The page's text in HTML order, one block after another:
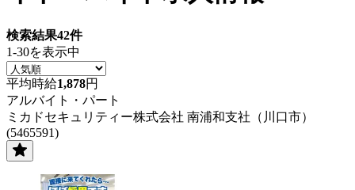
検索結果42件
1-30を表示中
平均時給1,878円
アルバイト・パート
ミカドセキュリティー株式会社 南浦和支社（川口市）
(5465591)